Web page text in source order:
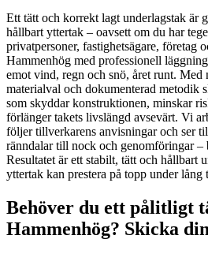
Ett tätt och korrekt lagt underlagstak är
hållbart yttertak – oavsett om du har
privatpersoner, fastighetsägare, företag
Hammenhög med professionell
emot vind, regn och snö, året runt. Med
materialval och dokumenterad metodik
som skyddar konstruktionen, minskar
förlänger takets livslängd avsevärt. Vi
följer tillverkarens anvisningar och ser
ränndalar till nock och genomföringar
Resultatet är ett stabilt, tätt och hållbart
yttertak kan prestera på topp under lång
Behöver du ett pålitligt
Hammenhög? Skicka